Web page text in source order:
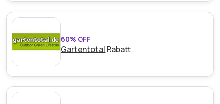
60% OFF
Gartentotal Rabatt